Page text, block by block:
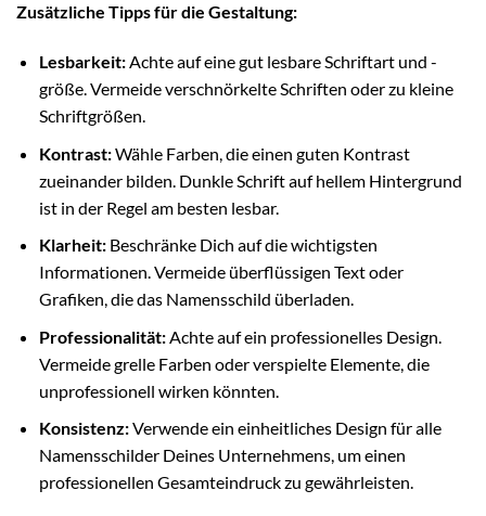
Zusätzliche Tipps für die Gestaltung:
Lesbarkeit:Achte auf eine gut lesbare Schriftart und -
größe. Vermeide verschnörkelte Schriften oder zu kleine
Schriftgrößen.
Kontrast:Wähle Farben, die einen guten Kontrast
zueinander bilden. Dunkle Schrift auf hellem Hintergrund
ist in der Regel am besten lesbar.
Klarheit:Beschränke Dich auf die wichtigsten
Informationen. Vermeide überflüssigen Text oder
Grafiken, die das Namensschild überladen.
Professionalität:Achte auf ein professionelles Design.
Vermeide grelle Farben oder verspielte Elemente, die
unprofessionell wirken könnten.
Konsistenz:Verwende ein einheitliches Design für alle
Namensschilder Deines Unternehmens, um einen
professionellen Gesamteindruck zu gewährleisten.